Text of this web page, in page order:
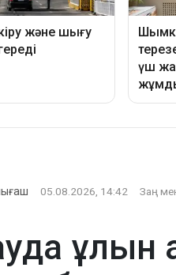
05.08.2026, 14:42 Заң
ұлын